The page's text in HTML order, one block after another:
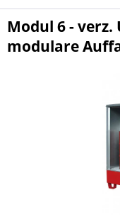
Modul 6 -
modulare